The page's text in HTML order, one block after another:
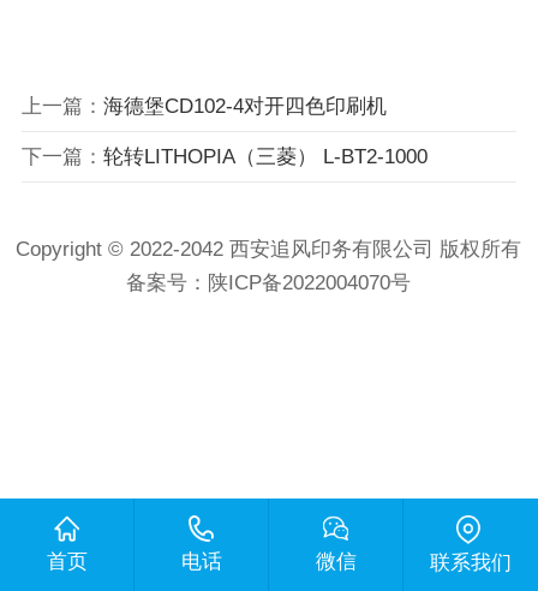
上一篇： 海德堡CD102-4对开四色印刷机
下一篇： 轮转LITHOPIA（三菱） L-BT2-1000
Copyright © 2022-2042 西安追风印务有限公司 版权所有
备案号： 陕ICP备2022004070号
首页 电话 微信 联系我们